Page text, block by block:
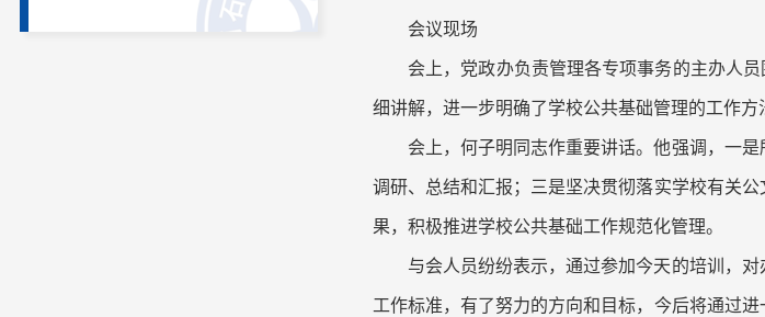
会议现场
会上，党政办负责管理各专项事务的主办人
细讲解，进一步明确了学校公共基础管理的工作方
会上，何子明同志作重要讲话。他强调，一
调研、总结和汇报；三是坚决贯彻落实学校有关
果，积极推进学校公共基础工作规范化管理。
与会人员纷纷表示，通过参加今天的培训，
工作标准，有了努力的方向和目标，今后将通过